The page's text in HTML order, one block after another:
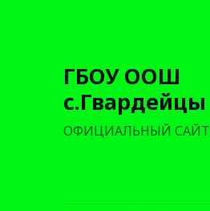
ГБОУ ООШ
с.Гвардейцы
ОФИЦИАЛЬНЫЙ САЙТ